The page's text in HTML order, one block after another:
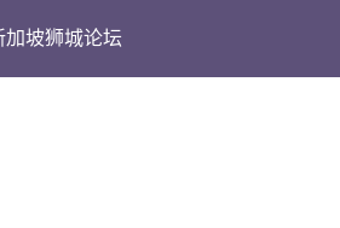
加坡狮城论坛